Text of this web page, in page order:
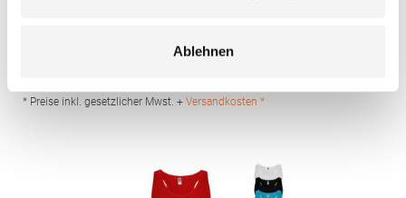
Ablehnen
g/m²Materialzusammensetzung: 92% Polyester / 8%
Km 8.8 30620 Fortuna (Murcia) Spanien E-Mail:
* Preise inkl. gesetzlicher Mwst. + Versandkosten *